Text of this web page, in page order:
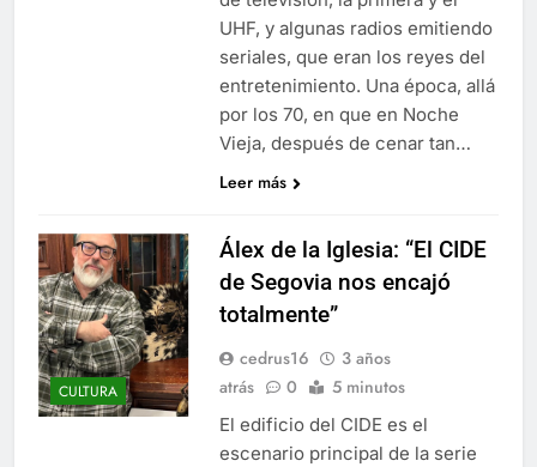
UHF, y algunas radios emitiendo
seriales, que eran los reyes del
entretenimiento. Una época, allá
por los 70, en que en Noche
Vieja, después de cenar tan…
Leer más
CULTURA
Álex de la Iglesia: “El CIDE
de Segovia nos encajó
totalmente”
cedrus16
3 años
atrás
0 5 minutos
El edificio del CIDE es el
escenario principal de la serie